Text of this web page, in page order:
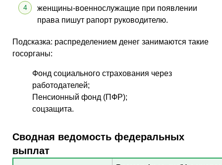
женщины-военнослужащие при появлении
права пишут рапорт руководителю.
Подсказка: распределением денег занимаются такие
госорганы:
Фонд социального страхования через
работодателей;
Пенсионный фонд (ПФР);
соцзащита.
Сводная ведомость федеральных
выплат